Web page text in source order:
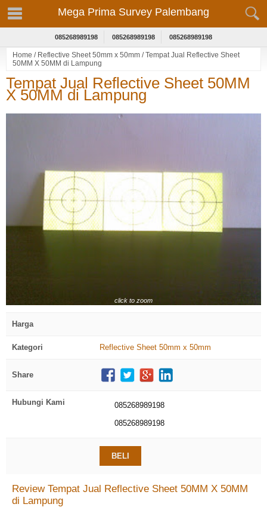
Mega Prima Survey Palembang
085268989198 085268989198 085268989198
Home / Reflective Sheet 50mm x 50mm /Tempat Jual Reflective Sheet
50MM X 50MM di Lampung
Tempat Jual Reflective Sheet 50MM
X 50MM di Lampung
click to zoom
Harga
Kategori Reflective Sheet 50mm x 50mm
Share
Hubungi Kami
085268989198
085268989198
BELI
Review Tempat Jual Reflective Sheet 50MM X 50MM
di Lampung